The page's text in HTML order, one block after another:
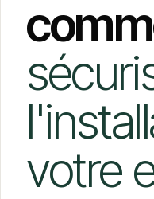
votre